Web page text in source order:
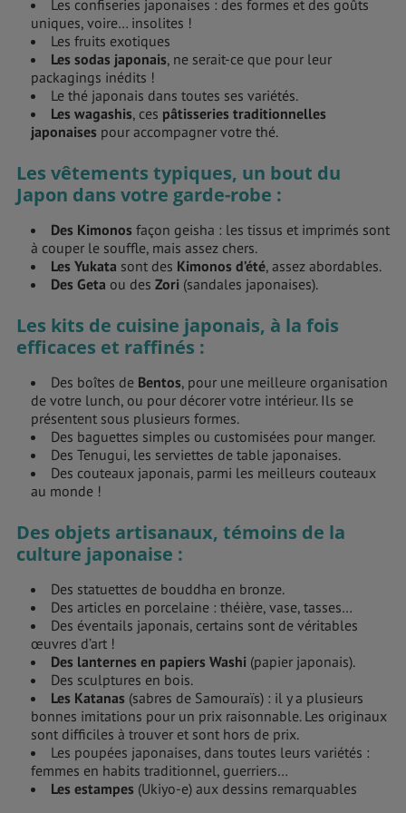
Les confiseries japonaises : des formes et des goûts
uniques, voire… insolites !
Les fruits exotiques
Les sodas japonais, ne serait-ce que pour leur
packagings inédits !
Le thé japonais dans toutes ses variétés.
Les wagashis, ces pâtisseries traditionnelles
japonaises pour accompagner votre thé.
Les vêtements typiques, un bout du
Japon dans votre garde-robe :
Des Kimonos façon geisha : les tissus et imprimés sont
à couper le souffle, mais assez chers.
Les Yukata sont des Kimonos d’été, assez abordables.
Des Geta ou des Zori (sandales japonaises).
Les kits de cuisine japonais, à la fois
efficaces et raffinés :
Des boîtes de Bentos, pour une meilleure organisation
de votre lunch, ou pour décorer votre intérieur. Ils se
présentent sous plusieurs formes.
Des baguettes simples ou customisées pour manger.
Des Tenugui, les serviettes de table japonaises.
Des couteaux japonais, parmi les meilleurs couteaux
au monde !
Des objets artisanaux, témoins de la
culture japonaise :
Des statuettes de bouddha en bronze.
Des articles en porcelaine : théière, vase, tasses…
Des éventails japonais, certains sont de véritables
œuvres d’art !
Des lanternes en papiers Washi (papier japonais).
Des sculptures en bois.
Les Katanas (sabres de Samouraïs) : il y a plusieurs
bonnes imitations pour un prix raisonnable. Les originaux
sont difficiles à trouver et sont hors de prix.
Les poupées japonaises, dans toutes leurs variétés :
femmes en habits traditionnel, guerriers…
Les estampes (Ukiyo-e) aux dessins remarquables